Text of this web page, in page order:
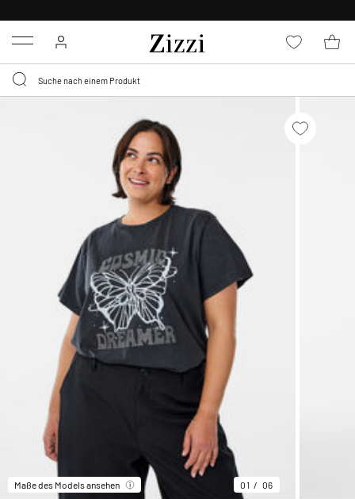
Menu
Maße des Models ansehen 01 06